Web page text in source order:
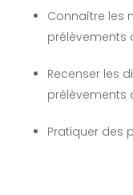
Connaître les
prélèvements
Recenser les
prélèvements
Pratiquer des